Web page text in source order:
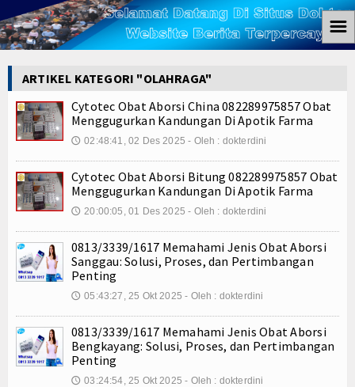
Ham
Koruptor
Ekonomi
Politik
Tutorial
Internasional
☰
ARTIKEL KATEGORI "OLAHRAGA"
Cytotec Obat Aborsi China 082289975857 Obat
Menggugurkan Kandungan Di Apotik Farma
🕔 02:48:41, 02 Des 2025 - Oleh : dokterdini
Cytotec Obat Aborsi Bitung 082289975857 Obat
Menggugurkan Kandungan Di Apotik Farma
🕔 20:00:05, 01 Des 2025 - Oleh : dokterdini
0813/3339/1617 Memahami Jenis Obat Aborsi
Sanggau: Solusi, Proses, dan Pertimbangan
Penting
🕔 05:43:27, 25 Okt 2025 - Oleh : dokterdini
0813/3339/1617 Memahami Jenis Obat Aborsi
Bengkayang: Solusi, Proses, dan Pertimbangan
Penting
🕔 03:24:54, 25 Okt 2025 - Oleh : dokterdini